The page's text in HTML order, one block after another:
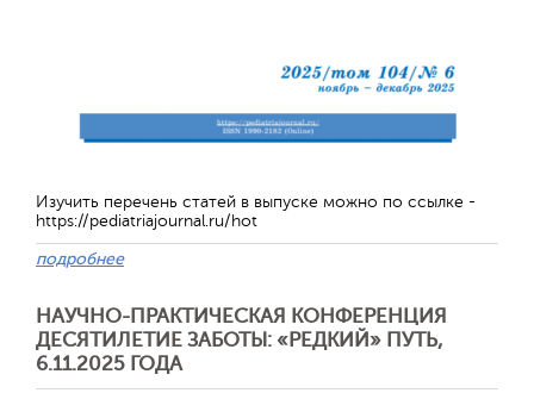
Изучить перечень статей в выпуске можно по ссылке -
https://pediatriajournal.ru/hot
подробнее
НАУЧНО-ПРАКТИЧЕСКАЯ КОНФЕРЕНЦИЯ
ДЕСЯТИЛЕТИЕ ЗАБОТЫ: «РЕДКИЙ» ПУТЬ,
6.11.2025 ГОДА
Обратная